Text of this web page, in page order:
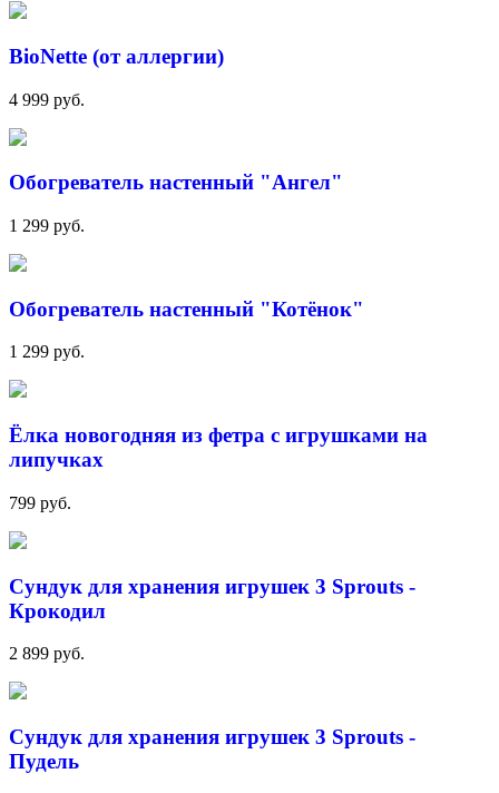
BioNette (от аллергии)
4 999 руб.
Обогреватель настенный "Ангел"
1 299 руб.
Обогреватель настенный "Котёнок"
1 299 руб.
Ёлка новогодняя из фетра с игрушками на
липучках
799 руб.
Сундук для хранения игрушек 3 Sprouts -
Крокодил
2 899 руб.
Сундук для хранения игрушек 3 Sprouts -
Пудель